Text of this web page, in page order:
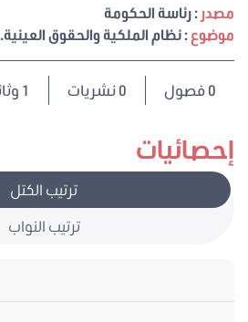
إحصائيات
ترتيب الكتل
ترتيب النواب
مصدر : رئاسة الحكومة
موضوع: نظام الملكية والحقوق العينية.
0فصول 0 نشريات 1 وثائق